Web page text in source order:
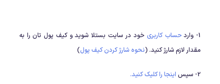
1- وارد حساب کاربری خود در سایت بستلا شوید و کیف پول تان را به
مقدار لازم شارژ کنید. (نحوه شارژ کردن کیف پول)
2- سپس اینجا را کلیک کنید.